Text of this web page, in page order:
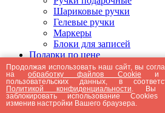
Шариковые ручки
Гелевые ручки
Маркеры
Блоки для записей
Подарки по цене
Подарки от 5000 рублей
Подарки до 5000 рублей
Подарки до 3000 рублей
Подарки до 2000 рублей
Подарки до 1000 рублей
Продолжая использовать наш сайт, вы
наобработку файлов Cookie и
пользовательских данных, в
Политикой конфиденциальности . Вы
заблокировать использование Cookies
изменив настройки Вашего браузера.